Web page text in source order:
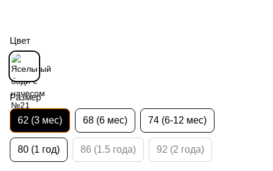
Цвет
Размер
62 (3 мес) 68 (6 мес) 74 (6-12 мес)
80 (1 год) 86 (1.5 года) 92 (2 года)